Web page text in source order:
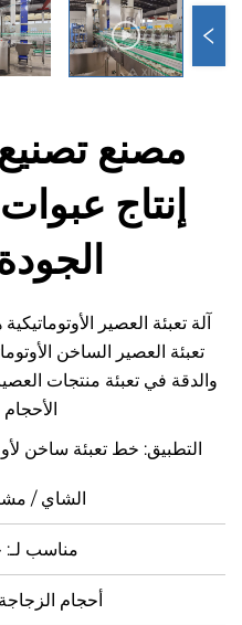
تصنيع
عبوات
الجودة
العصير الأوتوماتيكية هي
العصير الساخن الأوتوماتيكية،
في تعبئة منتجات العصير في
الأحجام
خط تعبئة ساخن لأوعية
الشاي / مشروبات
مناسب لـ: حاويات PET
أحجام الزجاجة: في حدود 2